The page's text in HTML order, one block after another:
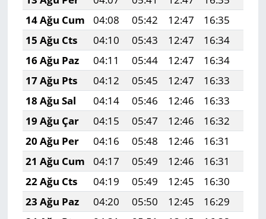
14 Ağu Cum
04:08 05:42 12:47 16:35
15 Ağu Cts
04:10 05:43 12:47 16:34
16 Ağu Paz
04:11 05:44 12:47 16:34
17 Ağu Pts
04:12 05:45 12:47 16:33
18 Ağu Sal
04:14 05:46 12:46 16:33
19 Ağu Çar
04:15 05:47 12:46 16:32
20 Ağu Per
04:16 05:48 12:46 16:31
21 Ağu Cum
04:17 05:49 12:46 16:31
22 Ağu Cts
04:19 05:49 12:45 16:30
23 Ağu Paz
04:20 05:50 12:45 16:29